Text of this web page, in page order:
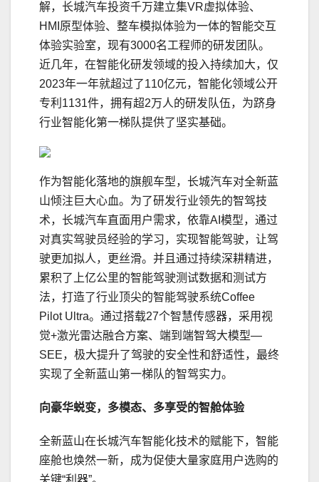
解，长城汽车投资千万建立集VR虚拟体验、
HMI原型体验、整车模拟体验为一体的智能交互
体验实验室，现有3000名工程师的研发团队。
近几年，在智能化研发领域的投入持续加大，仅
2023年一年就超过了110亿元，智能化领域公开
专利1131件，拥有超2万人的研发队伍，为跻身
行业智能化第一梯队提供了坚实基础。
作为智能化落地的旗舰车型，长城汽车对全新蓝
山倾注巨大心血。为了研发行业领先的智驾技
术，长城汽车直面用户需求，依靠AI模型，通过
对真实驾驶员经验的学习，实现智能驾驶，让驾
驶更加拟人，更丝滑。并且通过持续深耕精进，
累积了上亿公里的智能驾驶测试数据和测试方
法，打造了行业顶尖的智能驾驶系统Coffee
Pilot Ultra。通过搭载27个智慧传感器，采用视
觉+激光雷达融合方案、端到端智驾大模型—
SEE，极大提升了驾驶的安全性和舒适性，最终
实现了全新蓝山第一梯队的智驾实力。
向豪华蜕变， 多模态、多享受的智舱体验
全新蓝山在长城汽车智能化技术的赋能下，智能
座舱也焕然一新，成为促使大量家庭用户选购的